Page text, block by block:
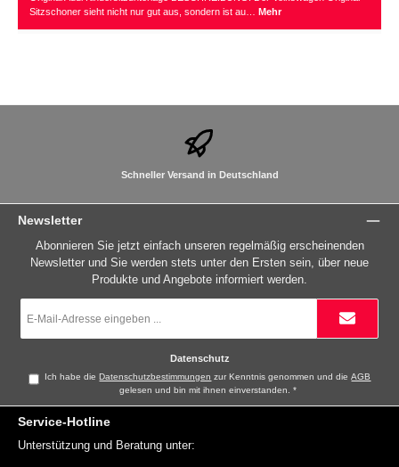
Sitzschoner sieht nicht nur gut aus, sondern ist au… Mehr
Schneller Versand in Deutschland
Newsletter
Abonnieren Sie jetzt einfach unseren regelmäßig erscheinenden
Newsletter und Sie werden stets unter den Ersten sein, über neue
Produkte und Angebote informiert werden.
Mail-
Datenschutz
Ich habe dieDatenschutzbestimmungen zur Kenntnis genommen und dieAGB
gelesen und bin mit ihnen einverstanden.*
Service-Hotline
Unterstützung und Beratung unter: